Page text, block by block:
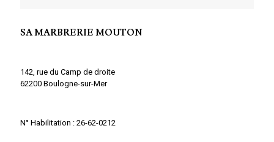
SA MARBRERIE MOUTON
142, rue du Camp de droite
62200 Boulogne-sur-Mer
N° Habilitation : 26-62-0212